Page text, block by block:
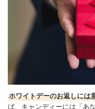
ヨックモック｜サンク
お菓子処菜菓亭｜も
シュゼット｜HENRI
せ｜HF-25N2
シュクレイ｜果実をた
岩井製菓｜京ころも（
アデリー｜おひるね
BCCスイーツ｜生チ
南信州菓子工房｜国産
ホワイトデーのお返しには
ば、キャンディーには「あ